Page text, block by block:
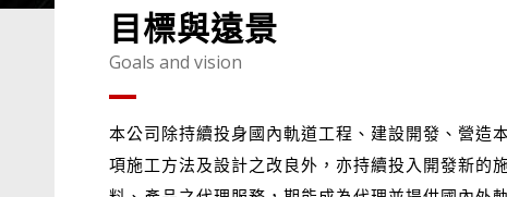
目標與遠景
Goals and vision
本公司除持續投身國內軌道工程、建設開發、營造
項施工方法及設計之改良外，亦持續投入開發新的